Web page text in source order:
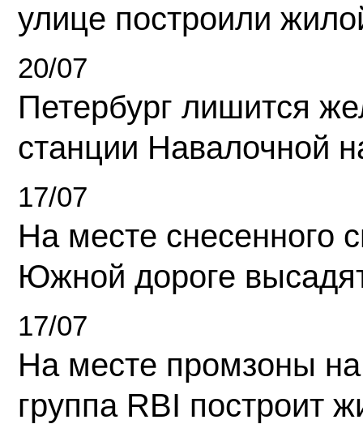
улице построили
20/07
Петербург лишится
станции Навалочной
17/07
На месте снесенного
Южной дороге
17/07
На месте промзоны
группа RBI построит